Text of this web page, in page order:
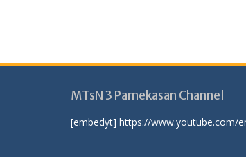
MTsN 3 Pamekasan Channel
[embedyt] https://www.youtube.com/